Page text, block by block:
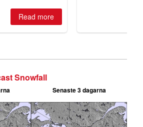
Snowfall
Senaste 3 dagarna